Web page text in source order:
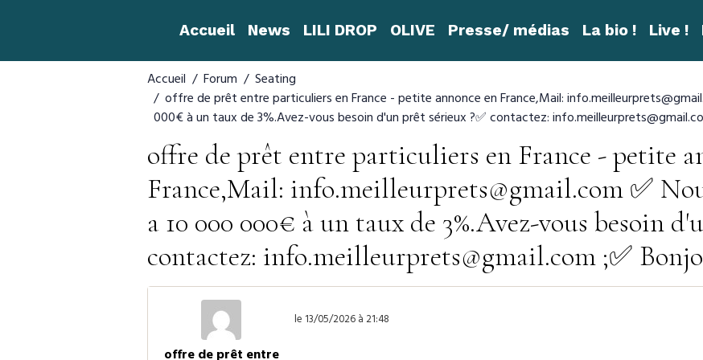
Accueil News LILI DROP OLIVE Presse/ médias La bio ! Live !
Accueil Forum
Seating
offre de prêt entre particuliers en France - petite annonce en France,Mail:
000€ à un taux de 3%.Avez-vous besoin d'un prêt sérieux ?✅ contactez:
offre de prêt entre particuliers en France - petite
France,Mail: info.meilleurprets@gmail.com ✅
a 10 000 000€ à un taux de 3%.Avez-vous besoin
contactez: info.meilleurprets@gmail.com ;✅
le 13/05/2026 à 21:48